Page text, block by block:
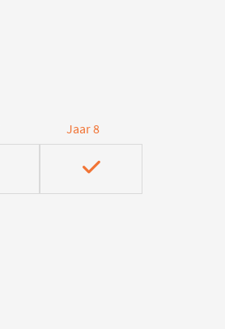
Jaar 8